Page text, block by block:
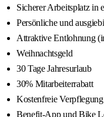
Sicherer Arbeitsplatz in
Persönliche und
Attraktive Entlohnung
Weihnachtsgeld
30 Tage Jahresurlaub
30% Mitarbeiterrabatt
Kostenfreie Verpflegung
Benefit-App und Bike